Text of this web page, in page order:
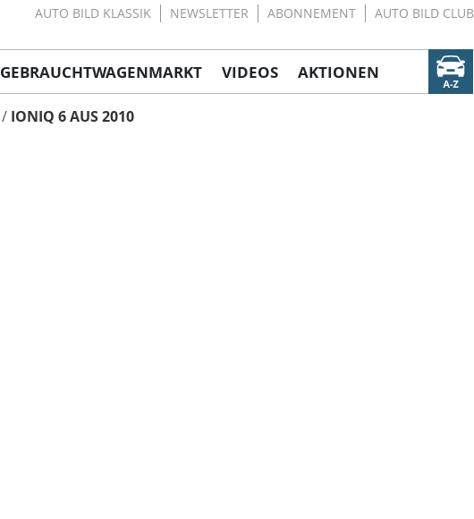
AUTO BILD KLASSIK NEWSLETTER ABONNEMENT AUTO BILD CLUB
GEBRAUCHTWAGENMARKT VIDEOS AKTIONEN
IONIQ 6 AUS 2010